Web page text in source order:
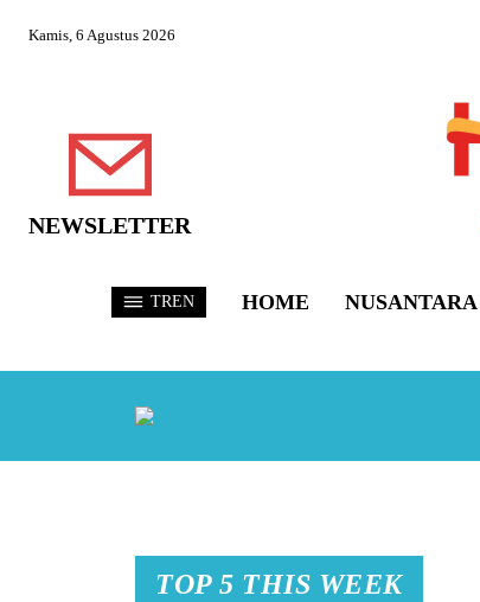
Kamis, 6 Agustus 2026
NEWSLETTER
TREN HOME NUSANTARA
TOP 5 THIS WEEK